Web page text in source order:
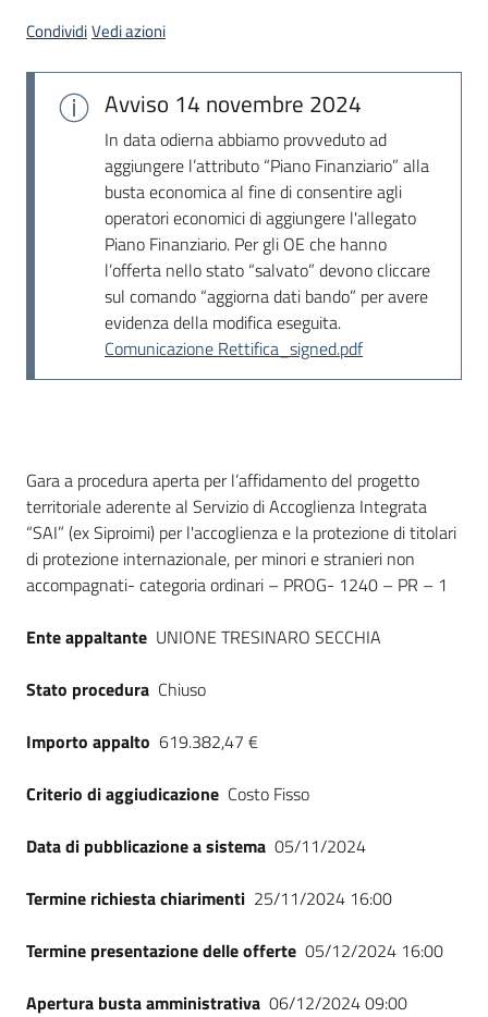
Seguici
CondividiVedi azioni
Avviso 14 novembre 2024
In data odierna abbiamo provveduto ad
aggiungere l’attributo “Piano Finanziario” alla
busta economica al fine di consentire agli
operatori economici di aggiungere l'allegato
Piano Finanziario. Per gli OE che hanno
l’offerta nello stato “salvato” devono cliccare
sul comando “aggiorna dati bando” per avere
evidenza della modifica eseguita.
Comunicazione Rettifica_signed.pdf
Dati del bando
Gara a procedura aperta per l’affidamento del progetto
territoriale aderente al Servizio di Accoglienza Integrata
“SAI” (ex Siproimi) per l'accoglienza e la protezione di titolari
di protezione internazionale, per minori e stranieri non
accompagnati- categoria ordinari – PROG- 1240 – PR – 1
Ente appaltante UNIONE TRESINARO SECCHIA
Stato procedura Chiuso
Importo appalto 619.382,47 €
Criterio di aggiudicazione Costo Fisso
Data di pubblicazione a sistema 05/11/2024
Termine richiesta chiarimenti 25/11/2024 16:00
Termine presentazione delle offerte 05/12/2024 16:00
Apertura busta amministrativa 06/12/2024 09:00